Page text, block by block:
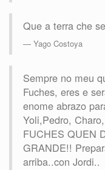
Que a terra che
Yago Costoya
Sempre no meu
Fuches, eres e
enome abrazo
Yoli,Pedro,
FUCHES QUEN
GRANDE!!
arriba..con Jordi..